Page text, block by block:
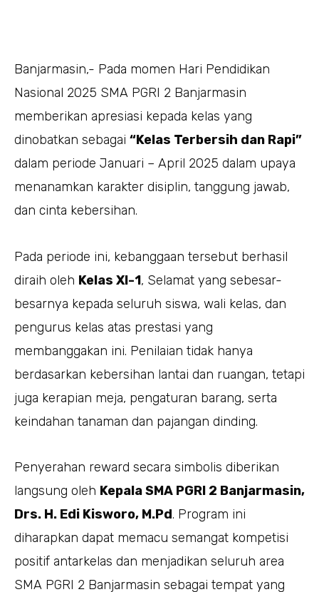
Banjarmasin,- Pada momen Hari Pendidikan
Nasional 2025 SMA PGRI 2 Banjarmasin
memberikan apresiasi kepada kelas yang
dinobatkan sebagai “Kelas Terbersih dan Rapi”
dalam periode Januari – April 2025 dalam upaya
menanamkan karakter disiplin, tanggung jawab,
dan cinta kebersihan.
Pada periode ini, kebanggaan tersebut berhasil
diraih oleh Kelas XI-1, Selamat yang sebesar-
besarnya kepada seluruh siswa, wali kelas, dan
pengurus kelas atas prestasi yang
membanggakan ini. Penilaian tidak hanya
berdasarkan kebersihan lantai dan ruangan, tetapi
juga kerapian meja, pengaturan barang, serta
keindahan tanaman dan pajangan dinding.
Penyerahan reward secara simbolis diberikan
langsung oleh Kepala SMA PGRI 2 Banjarmasin,
Drs. H. Edi Kisworo, M.Pd. Program ini
diharapkan dapat memacu semangat kompetisi
positif antarkelas dan menjadikan seluruh area
SMA PGRI 2 Banjarmasin sebagai tempat yang